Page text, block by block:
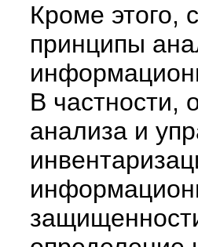
Кроме этого,
принципы
В частности,
анализа и